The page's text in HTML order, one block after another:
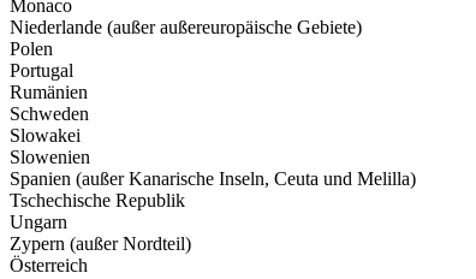
Monaco
Niederlande (außer außereuropäische Gebiete)
Polen
Portugal
Rumänien
Schweden
Slowakei
Slowenien
Spanien (außer Kanarische Inseln, Ceuta und Melilla)
Tschechische Republik
Ungarn
Zypern (außer Nordteil)
Österreich